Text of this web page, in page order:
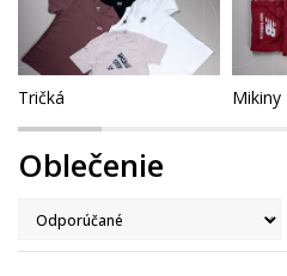
Tričká Mikiny
Oblečenie